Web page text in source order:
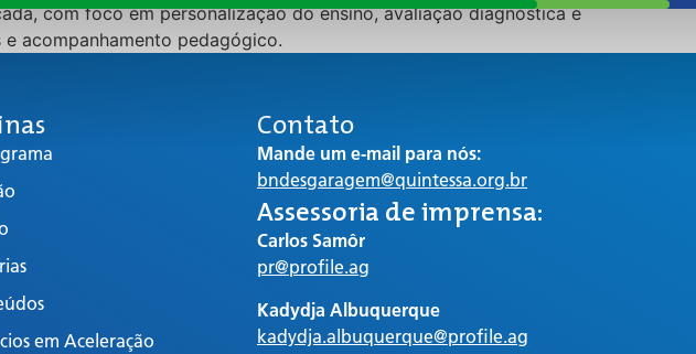
com foco em personalização do ensino, avaliação diagnóstica e
acompanhamento pedagógico.
em Aceleração
Contato
Mande um e-mail para nós:
bndesgaragem@quintessa.org.br
Assessoria de imprensa:
Carlos Samôr
pr@profile.ag
Kadydja Albuquerque
kadydja.albuquerque@profile.ag